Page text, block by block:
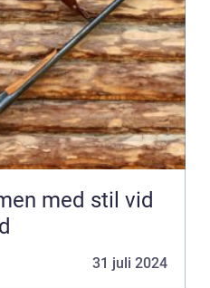
med stil vid
31 juli 2024